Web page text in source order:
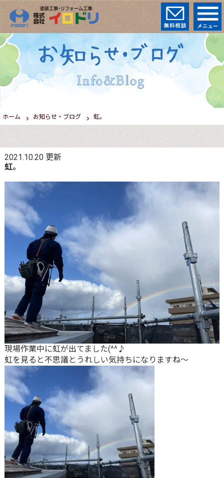
ホーム お知らせ・ブログ 虹。
2021.10.20更新
虹。
現場作業中に虹が出てました(^^♪
虹を見ると不思議とうれしい気持ちになりますね～